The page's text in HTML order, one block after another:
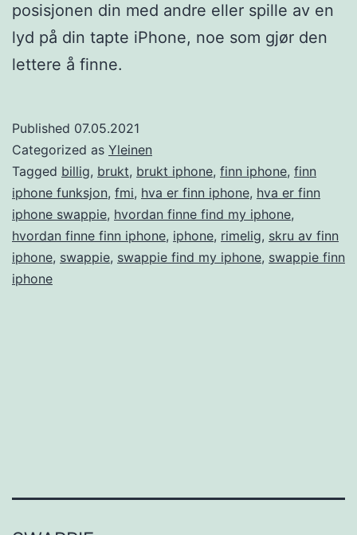
posisjonen din med andre eller spille av en
lyd på din tapte iPhone, noe som gjør den
lettere å finne.
Published 07.05.2021
Categorized as Yleinen
Tagged billig, brukt, brukt iphone, finn iphone, finn
iphone funksjon, fmi, hva er finn iphone, hva er finn
iphone swappie, hvordan finne find my iphone,
hvordan finne finn iphone, iphone, rimelig, skru av finn
iphone, swappie, swappie find my iphone, swappie finn
iphone